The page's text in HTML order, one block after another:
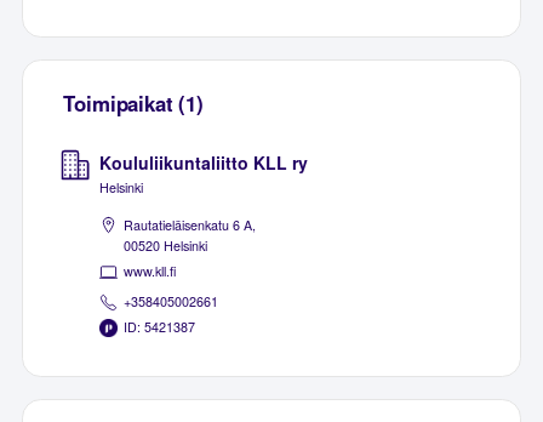
Toimipaikat (1)
Koululiikuntaliitto KLL ry
Helsinki
Rautatieläisenkatu 6 A,
00520 Helsinki
www.kll.fi
+358405002661
ID: 5421387